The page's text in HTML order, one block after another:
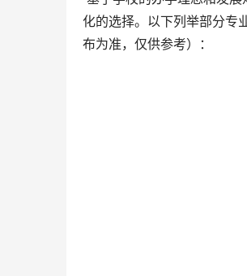
化的选择。以下列举部分专
布为准，仅供参考）：